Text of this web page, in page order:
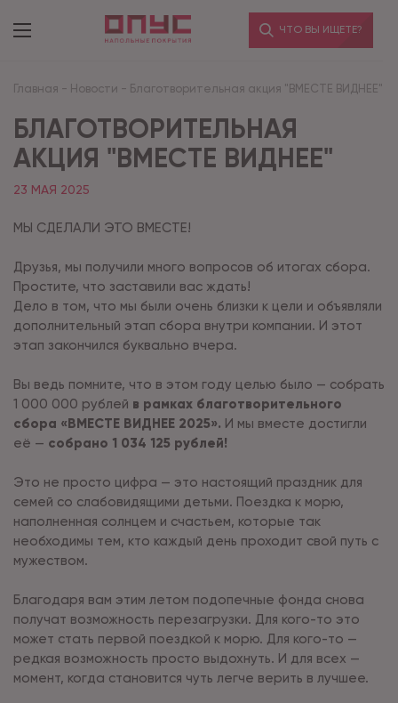
ЧТО ВЫ ИЩЕТЕ?
Главная - Новости - Благотворительная акция "ВМЕСТЕ ВИДНЕЕ"
23 МАЯ 2025
БЛАГОТВОРИТЕЛЬНАЯ
АКЦИЯ "ВМЕСТЕ ВИДНЕЕ"
МЫ СДЕЛАЛИ ЭТО ВМЕСТЕ!
Друзья, мы получили много вопросов об итогах сбора.
Простите, что заставили вас ждать!
Дело в том, что мы были очень близки к цели и объявляли
дополнительный этап сбора внутри компании. И этот
этап закончился буквально вчера.
Вы ведь помните, что в этом году целью было — собрать
1 000 000 рублей в рамках благотворительного
сбора «ВМЕСТЕ ВИДНЕЕ 2025». И мы вместе достигли
её — собрано 1 034 125 рублей!
Это не просто цифра — это настоящий праздник для
семей со слабовидящими детьми. Поездка к морю,
наполненная солнцем и счастьем, которые так
необходимы тем, кто каждый день проходит свой путь с
мужеством.
Благодаря вам этим летом подопечные фонда снова
получат возможность перезагрузки. Для кого-то это
может стать первой поездкой к морю. Для кого-то —
редкая возможность просто выдохнуть. И для всех —
момент, когда становится чуть легче верить в лучшее.